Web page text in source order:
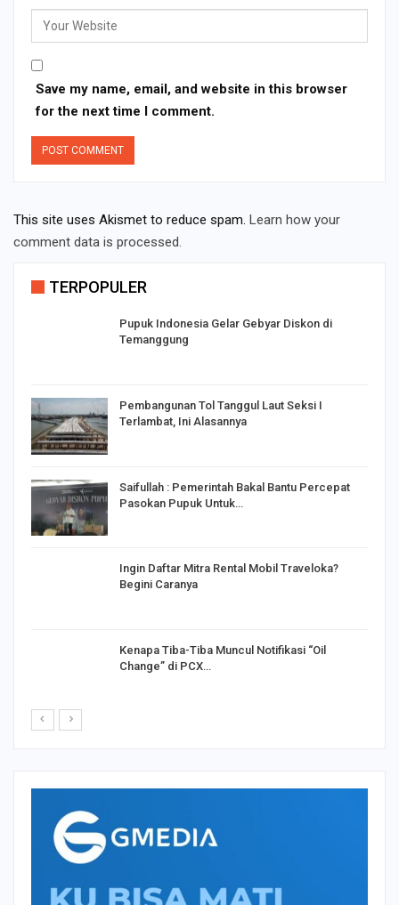
Save my name, email, and website in this browser
for the next time I comment.
This site uses Akismet to reduce spam. Learn how your
comment data is processed.
TERPOPULER
Pupuk Indonesia Gelar Gebyar Diskon di
Temanggung
Pembangunan Tol Tanggul Laut Seksi I
Terlambat, Ini Alasannya
Saifullah : Pemerintah Bakal Bantu Percepat
Pasokan Pupuk Untuk…
Ingin Daftar Mitra Rental Mobil Traveloka?
Begini Caranya
Kenapa Tiba-Tiba Muncul Notifikasi “Oil
Change” di PCX…